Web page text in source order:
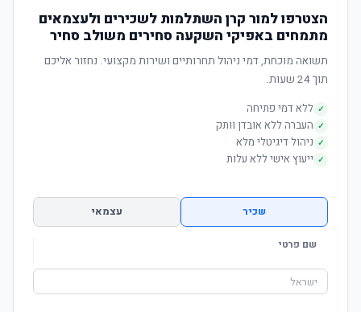
הצטרפו למור קרן השתלמות לשכירים ולעצמאים
מתמחים באפיקי השקעה סחירים משולב סחיר
תשואה מוכחת, דמי ניהול תחרותיים ושירות מקצועי. נחזור אליכם
תוך 24 שעות.
✓ ללא דמי פתיחה
✓ העברה ללא אובדן וותק
✓ ניהול דיגיטלי מלא
✓ ייעוץ אישי ללא עלות
שכיר עצמאי
שם פרטי